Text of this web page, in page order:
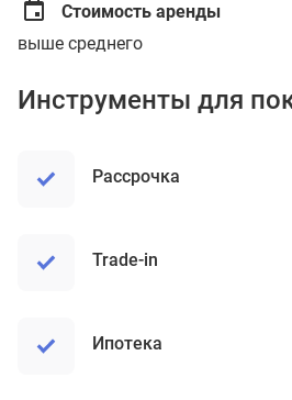
Стоимость аренды
выше среднего
Инструменты для
рассрочка
trade-in
ипотека